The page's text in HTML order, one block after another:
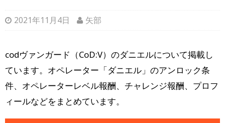
2021年11月4日 矢部
codヴァンガード（CoD:V）のダニエルについて掲載し
ています。オペレーター「ダニエル」のアンロック条
件、オペレーターレベル報酬、チャレンジ報酬、プロフ
ィールなどをまとめています。